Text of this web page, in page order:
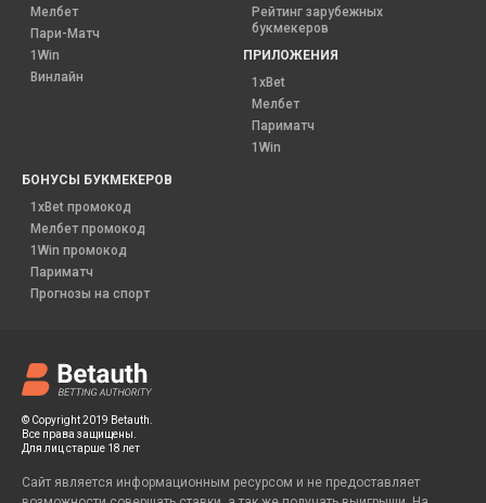
© Copyright 2019 Betauth.
Все права защищены.
Для лиц старше 18 лет
Сайт является информационным ресурсом и не предоставляет
Мелбет
Пари-Матч
1Win
Винлайн
Рейтинг зарубежных
букмекеров
ПРИЛОЖЕНИЯ
1xBet
Мелбет
Париматч
1Win
БОНУСЫ БУКМЕКЕРОВ
1xBet промокод
Мелбет промокод
1Win промокод
Париматч
Прогнозы на спорт